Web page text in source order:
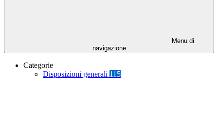
Menu di
navigazione
Categorie
Disposizioni generali 115